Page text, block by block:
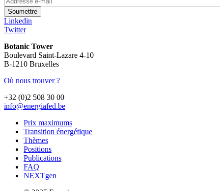
Linkedin
Twitter
Botanic Tower
Boulevard Saint-Lazare 4-10
B-1210 Bruxelles
Où nous trouver ?
+32 (0)2 508 30 00
info@energiafed.be
Prix maximums
Transition énergétique
Thèmes
Positions
Publications
FAQ
NEXTgen